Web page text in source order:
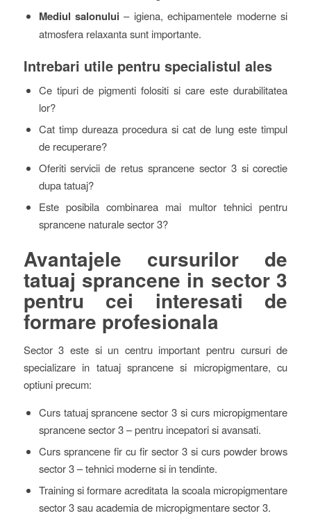
Mediul salonului – igiena, echipamentele moderne si
atmosfera relaxanta sunt importante.
Intrebari utile pentru specialistul ales
Ce tipuri de pigmenti folositi si care este durabilitatea
lor?
Cat timp dureaza procedura si cat de lung este timpul
de recuperare?
Oferiti servicii de retus sprancene sector 3 si corectie
dupa tatuaj?
Este posibila combinarea mai multor tehnici pentru
sprancene naturale sector 3?
Avantajele cursurilor de
tatuaj sprancene in sector 3
pentru cei interesati de
formare profesionala
Sector 3 este si un centru important pentru cursuri de
specializare in tatuaj sprancene si micropigmentare, cu
optiuni precum:
Curs tatuaj sprancene sector 3 si curs micropigmentare
sprancene sector 3 – pentru incepatori si avansati.
Curs sprancene fir cu fir sector 3 si curs powder brows
sector 3 – tehnici moderne si in tendinte.
Training si formare acreditata la scoala micropigmentare
sector 3 sau academia de micropigmentare sector 3.